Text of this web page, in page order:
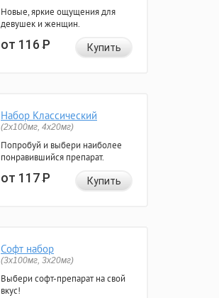
Новые, яркие ощущения для
девушек и женщин.
от 116Р Купить
Набор Классический
(2x100мг, 4x20мг)
Попробуй и выбери наиболее
понравившийся препарат.
от 117Р Купить
Софт набор
(3x100мг, 3x20мг)
Выбери софт-препарат на свой
вкус!